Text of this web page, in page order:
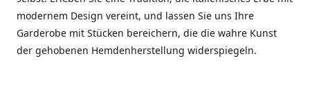
modernem Design vereint, und lassen Sie uns Ihre
Garderobe mit Stücken bereichern, die die wahre Kunst
der gehobenen Hemdenherstellung widerspiegeln.